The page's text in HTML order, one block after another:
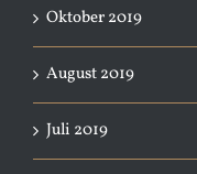
Oktober 2019
August 2019
Juli 2019